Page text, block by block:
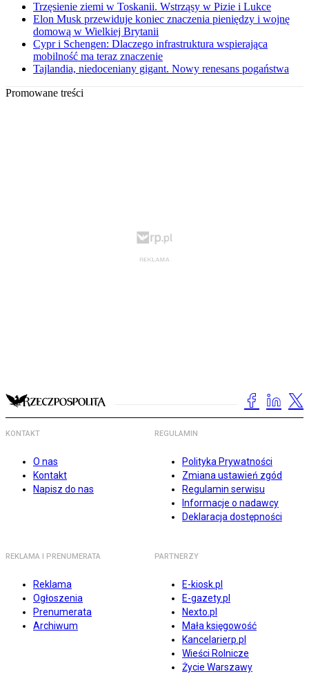
Trzęsienie ziemi w Toskanii. Wstrząsy w Pizie i Lukce
Elon Musk przewiduje koniec znaczenia pieniędzy i wojnę
domową w Wielkiej Brytanii
Cypr i Schengen: Dlaczego infrastruktura wspierająca
mobilność ma teraz znaczenie
Tajlandia, niedoceniany gigant. Nowy renesans pogaństwa
Promowane treści
KONTAKT
O nas
Kontakt
Napisz do nas
REGULAMIN
Polityka Prywatności
Zmiana ustawień zgód
Regulamin serwisu
Informacje o nadawcy
Deklaracja dostępności
REKLAMA I PRENUMERATA
Reklama
Ogłoszenia
Prenumerata
Archiwum
PARTNERZY
E-kiosk.pl
E-gazety.pl
Nexto.pl
Mała księgowość
Kancelarierp.pl
Wieści Rolnicze
Życie Warszawy